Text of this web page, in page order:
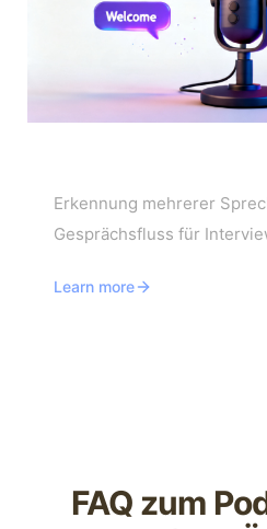
Erkennung mehrerer
Gesprächsfluss für
Learn more
FAQ zum